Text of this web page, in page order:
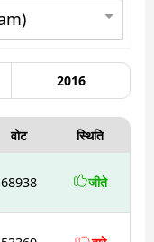
2016
वोट स्थिति
68938 जीते